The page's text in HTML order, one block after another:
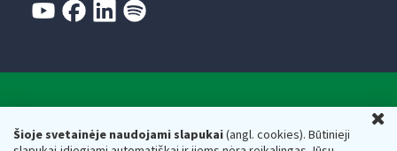
Šioje svetainėje naudojami slapukai(angl. cookies). Būtinieji
Respublikos finansų ministerijos